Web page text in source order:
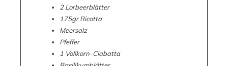
2Lorbeerblätter
175gr Ricotta
Meersalz
Pfeffer
1 Vollkorn-Ciabatta